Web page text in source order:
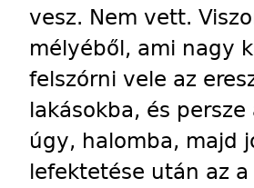
vesz. Nem vett.
mélyéből, ami nagy
felszórni vele az
lakásokba, és
úgy, halomba, majd
lefektetése után az